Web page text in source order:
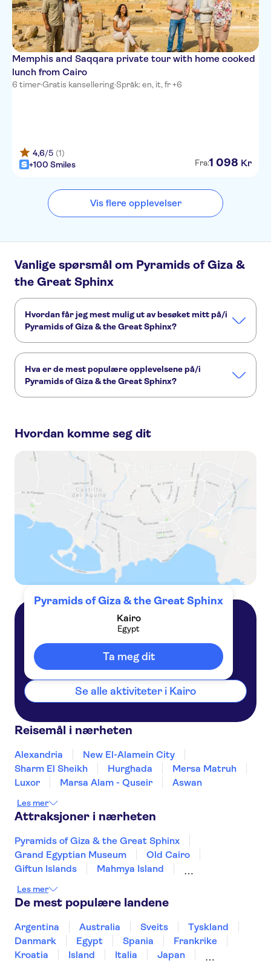
Memphis and Saqqara private tour with home cooked
lunch from Cairo
6 timer·Gratis kansellering·Språk: en, it, fr +6
4,6/5 (1)
+100 Smiles
Fra:1 098 Kr
Vis flere opplevelser
Vanlige spørsmål om Pyramids of Giza &
the Great Sphinx
Hvordan får jeg mest mulig ut av besøket mitt på/i
Pyramids of Giza & the Great Sphinx?
Grand Egyptian Museum og Giza-pyramidene med fly fra Sharm El Sheikh
Hva er de mest populære opplevelsene på/i
Pyramids of Giza & the Great Sphinx?
Hvordan komme seg dit
Pyramids of Giza & the Great Sphinx
Kairo
Egypt
Ta meg ditEgypt
Se alle aktiviteter i Kairo
Reisemål i nærheten
Alexandria
New El-Alamein City
Sharm El Sheikh
Hurghada
Mersa Matruh
Luxor
Marsa Alam - Quseir Aswan
Les mer
Attraksjoner i nærheten
Pyramids of Giza & the Great Sphinx
Grand Egyptian Museum
Old Cairo
Giftun Islands
Mahmya Island
Makadi Water World
Sharm el Sheikh Airport
Les mer
De mest populære landene
Argentina Australia Sveits
Tyskland
Danmark
Egypt Spania
Frankrike
Kroatia
Island Italia
Japan